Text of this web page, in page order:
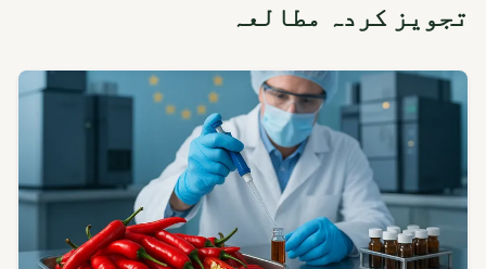
تجویز کردہ مطالعہ